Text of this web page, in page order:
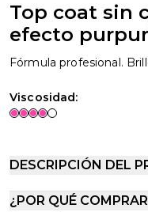
Top coat sin
efecto
Fórmula profesional.
Viscosidad:
DESCRIPCIÓN DEL
¿POR QUÉ